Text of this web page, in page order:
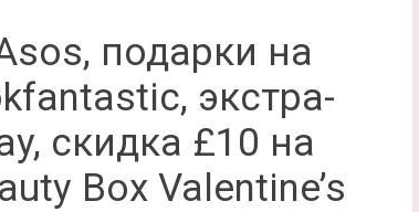
подарки на
экстра-
скидка £10 на
Box Valentine’s